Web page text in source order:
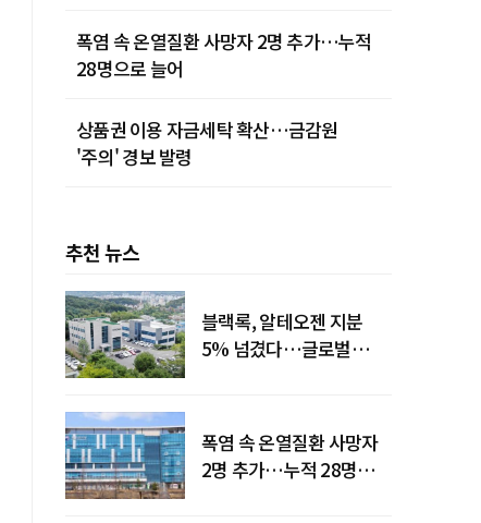
폭염 속 온열질환 사망자 2명 추가…누적
28명으로 늘어
상품권 이용 자금세탁 확산…금감원
'주의' 경보 발령
추천 뉴스
블랙록, 알테오젠 지분
5% 넘겼다…글로벌
폭염 속 온열질환 사망자
2명 추가…누적 28명으로